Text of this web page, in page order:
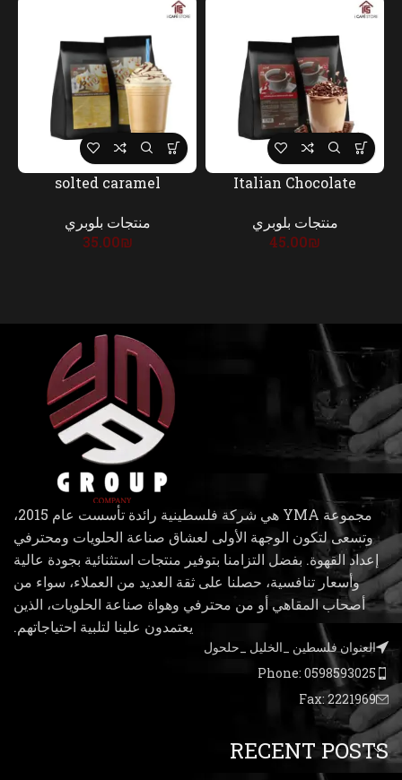
Italian Chocolate
منتجات بلوبري
45.00₪
solted caramel
منتجات بلوبري
35.00₪
مجموعة YMA هي شركة فلسطينية رائدة تأسست عام 2015،
وتسعى لتكون الوجهة الأولى لعشاق صناعة الحلويات ومحترفي
إعداد القهوة. بفضل التزامنا بتوفير منتجات استثنائية بجودة عالية
وأسعار تنافسية، حصلنا على ثقة العديد من العملاء، سواء من
أصحاب المقاهي أو من محترفي وهواة صناعة الحلويات، الذين
يعتمدون علينا لتلبية احتياجاتهم.
العنوان فلسطين _الخليل _حلحول
Phone: 0598593025
Fax: 2221969
RECENT POSTS